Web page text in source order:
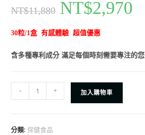
NT$11,880 NT$2,970
30粒/1盒 有感體驗 超值優惠
含多種專利成分 滿足每個時刻需要專注的您
- + 加入購物車
分類:保健食品